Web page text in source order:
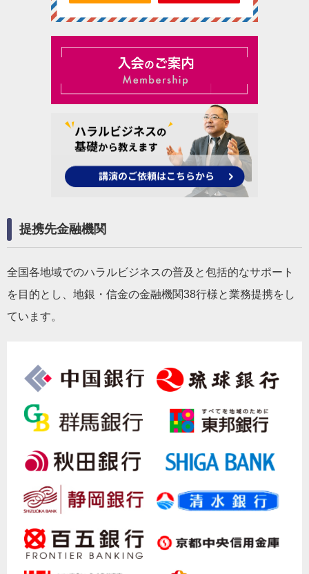
提携先金融機関
全国各地域でのハラルビジネスの普及と包括的なサポート
を目的とし、地銀・信金の金融機関38行様と業務提携をし
ています。